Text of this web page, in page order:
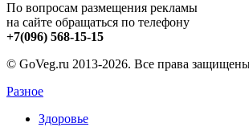
По вопросам размещения рекламы
на сайте обращаться по телефону
+7(096) 568-15-15
© GoVeg.ru 2013-2026. Все права
Разное
Здоровье